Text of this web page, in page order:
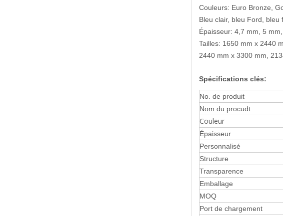
Couleurs: Euro Bronze,
Bleu clair, bleu Ford, bleu
Épaisseur: 4,7 mm, 5
Tailles: 1650 mm x 2440
2440 mm x 3300 mm,
Spécifications clés:
No. de produit
Nom du procudt
Couleur
Épaisseur
Personnalisé
Structure
Transparence
Emballage
MOQ
Port de chargement